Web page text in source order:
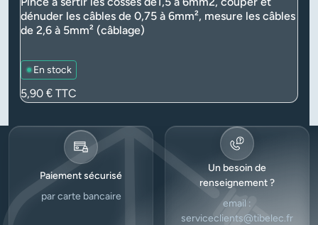
dénuder les câbles de 0,75 à 6mm², mesure les câbles
de 2,6 à 5mm² (câblage)
En stock
Prix
5,90 € TTC
Paiement sécurisé
par carte bancaire
Un besoin de
renseignement ?
email :
serviceclients@tibelec.fr